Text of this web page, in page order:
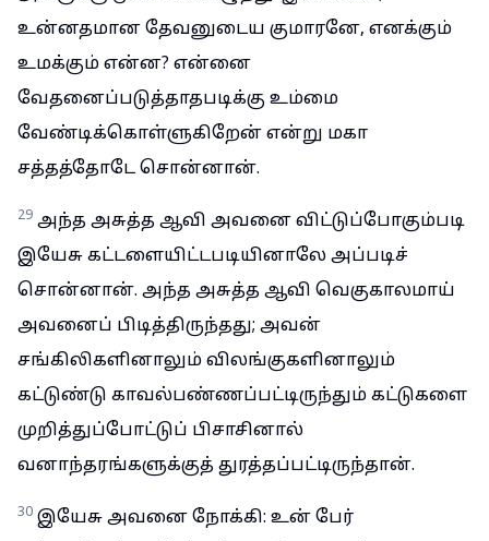
உன்னதமான தேவனுடைய குமாரனே, எனக்கும்
உமக்கும் என்ன? என்னை
வேதனைப்படுத்தாதபடிக்கு உம்மை
வேண்டிக்கொள்ளுகிறேன் என்று மகா
சத்தத்தோடே சொன்னான்.
29 அந்த அசுத்த ஆவி அவனை விட்டுப்போகும்படி
இயேசு கட்டளையிட்டபடியினாலே அப்படிச்
சொன்னான். அந்த அசுத்த ஆவி வெகுகாலமாய்
அவனைப் பிடித்திருந்தது; அவன்
சங்கிலிகளினாலும் விலங்குகளினாலும்
கட்டுண்டு காவல்பண்ணப்பட்டிருந்தும் கட்டுகளை
முறித்துப்போட்டுப் பிசாசினால்
வனாந்தரங்களுக்குத் துரத்தப்பட்டிருந்தான்.
30 இயேசு அவனை நோக்கி: உன் பேர்